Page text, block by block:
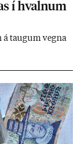
í hvaln­um
taug­um vegna